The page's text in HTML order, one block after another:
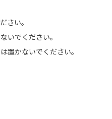
さい。
いでください。
置かないでください。